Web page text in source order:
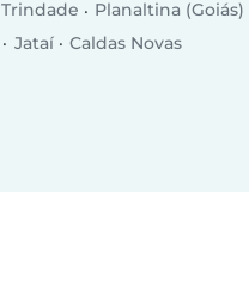
Trindade Planaltina (Goiás)
Jataí Caldas Novas